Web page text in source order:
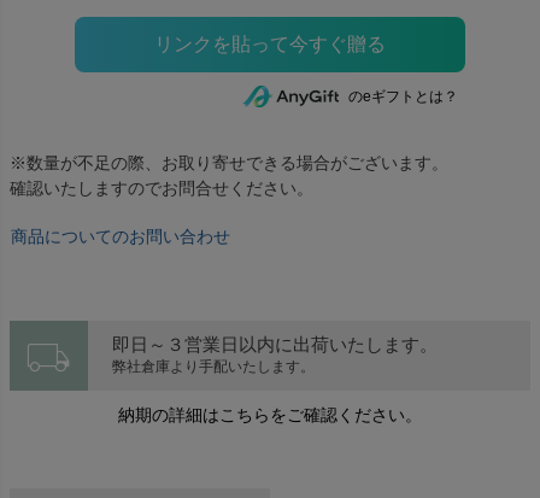
のeギフトとは？
※数量が不足の際、お取り寄せできる場合がございます。
確認いたしますのでお問合せください。
商品についてのお問い合わせ
local_shipping 即日～３営業日以内に出荷いたします。
弊社倉庫より手配いたします。
納期の詳細はこちらをご確認ください。